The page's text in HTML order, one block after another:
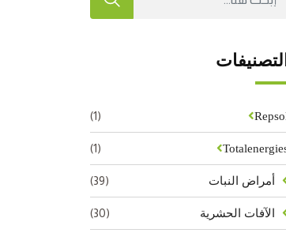
التصنيفات
(1)
(1)
أمراض النبات (39)
الآفات الحشرية (30)